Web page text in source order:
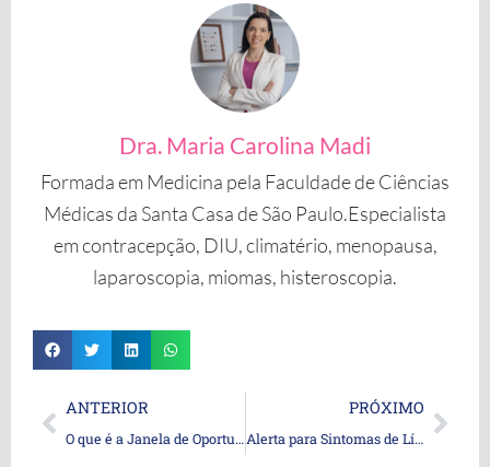
Dra. Maria Carolina Madi
Formada em Medicina pela Faculdade de Ciências
Médicas da Santa Casa de São Paulo.Especialista
em contracepção, DIU, climatério, menopausa,
laparoscopia, miomas, histeroscopia.
Prev
ANTERIOR
O que é a Janela de Oportunidade para o Início da Reposição Hormonal na Menopausa?
PRÓXIMO
Alerta para Sintomas de Líquen Vulvar: Como Diferenciá-lo da Candidíase